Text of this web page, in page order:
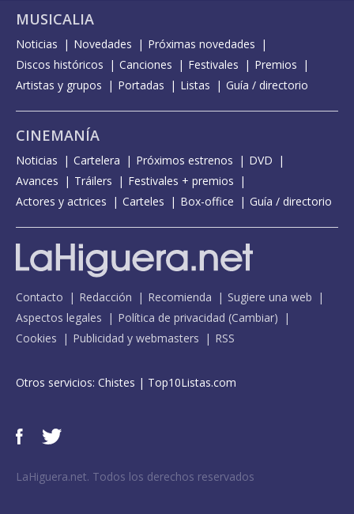
MUSICALIA
Noticias Novedades
Próximas novedades
Discos históricos
Canciones Festivales
Premios
Artistas y grupos
Portadas Listas Guía / directorio
CINEMANÍA
Noticias Cartelera Próximos estrenos
DVD
Avances
Tráilers
Festivales + premios
Actores y actrices
Carteles Box-office Guía / directorio
Contacto Redacción Recomienda
Sugiere una web
Aspectos legales
Política de privacidad (Cambiar)
Cookies
Publicidad y webmasters RSS
Otros servicios: Chistes | Top10Listas.com
LaHiguera.net. Todos los derechos reservados